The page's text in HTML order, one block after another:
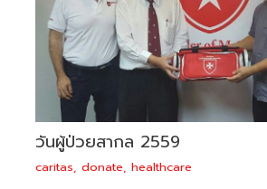
วันผู้ป่วยสากล 2559
caritas, donate, healthcare